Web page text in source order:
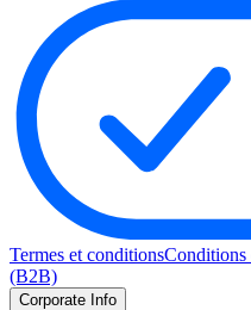
Termes et conditionsConditions
(B2B)
Corporate Info